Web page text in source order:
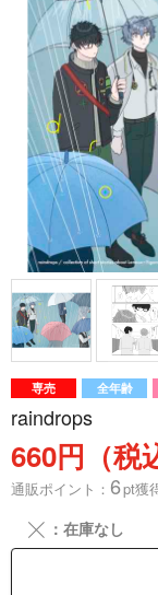
専売 全年齢
raindrops
660円（税
通販ポイント： 6pt獲
╳ ：在庫なし